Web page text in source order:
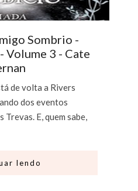
Sombrio -
Volume 3 - Cate
de volta a Rivers
dos eventos
E, quem sabe,
lendo